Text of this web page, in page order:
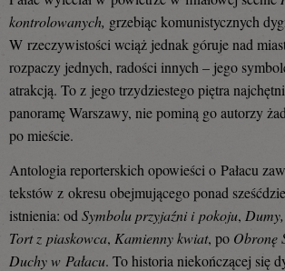
kontrolowanych, grzebiąc komunistycznych
W rzeczywistości wciąż jednak góruje nad
rozpaczy jednych, radości innych – jego
atrakcją. To z jego trzydziestego piętra
panoramę Warszawy, nie pominą go autorzy
po mieście.
Antologia reporterskich opowieści o Pałacu
tekstów z okresu obejmującego ponad
istnienia: od Symbolu przyjaźni i pokoju,
Tort z piaskowca, Kamienny kwiat, po Obronę
Duchy w Pałacu. To historia niekończącej się